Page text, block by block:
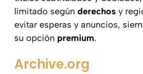
limitado según derechos y
evitar esperas y anuncios,
su opción premium.
Archive.org